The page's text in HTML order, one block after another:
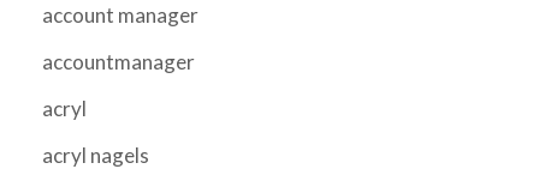
account manager
accountmanager
acryl
acryl nagels